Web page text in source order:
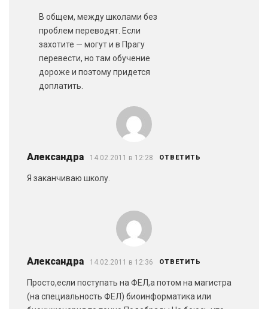
В общем, между школами без
проблем переводят. Если
захотите — могут и в Прагу
перевести, но там обучение
дороже и поэтому придется
доплатить.
Александра 14.02.2011 в 12:28 ОТВЕТИТЬ
Я заканчиваю школу.
Александра 14.02.2011 в 12:36 ОТВЕТИТЬ
Просто,если поступать на ФЕЛ,а потом на магистра
(на специальность ФЕЛ) биоинформатика или